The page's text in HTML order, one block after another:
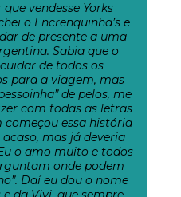
vendesse Yorks
o Encrenquinha’s e
de presente a uma
Sabia que o
de todos os
para a viagem, mas
de pelos, me
com todas as letras
começou essa história
mas já deveria
o amo muito e todos
onde podem
Daí eu dou o nome